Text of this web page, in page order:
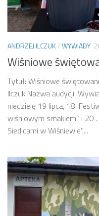
ANDRZEJ ILCZUK/WYWIADY
Wiśniowe
Tytuł: Wiśniowe
Ilczuk Nazwa audycji:
niedzielę 19 lipca, 18.
wiśniowym smakiem” i 20
Siedlcami w Wiśniewie”,...